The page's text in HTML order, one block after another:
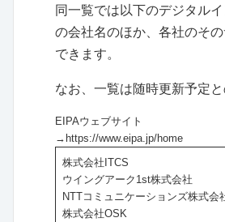
同一覧では以下のデジタル
の会社名のほか、各社のそ
できます。
なお、一覧は随時更新予定と
EIPAウェブサイト
→https://www.eipa.jp/home
株式会社ITCS
ウイングアーク1st株式会社
NTTコミュニケーションズ株式会
株式会社OSK